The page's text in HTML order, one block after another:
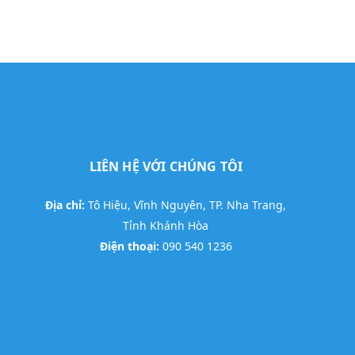
LIÊN HỆ VỚI CHÚNG TÔI
Địa chỉ: Tô Hiệu, Vĩnh Nguyên, TP. Nha Trang,
Tỉnh Khánh Hòa
Điện thoại: 090 540 1236